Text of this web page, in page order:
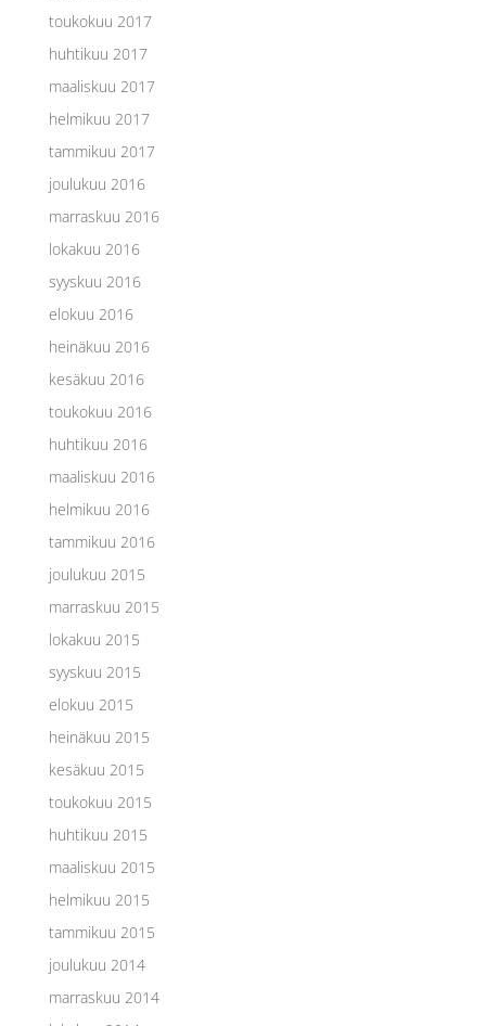
toukokuu 2017
huhtikuu 2017
maaliskuu 2017
helmikuu 2017
tammikuu 2017
joulukuu 2016
marraskuu 2016
lokakuu 2016
syyskuu 2016
elokuu 2016
heinäkuu 2016
kesäkuu 2016
toukokuu 2016
huhtikuu 2016
maaliskuu 2016
helmikuu 2016
tammikuu 2016
joulukuu 2015
marraskuu 2015
lokakuu 2015
syyskuu 2015
elokuu 2015
heinäkuu 2015
kesäkuu 2015
toukokuu 2015
huhtikuu 2015
maaliskuu 2015
helmikuu 2015
tammikuu 2015
joulukuu 2014
marraskuu 2014